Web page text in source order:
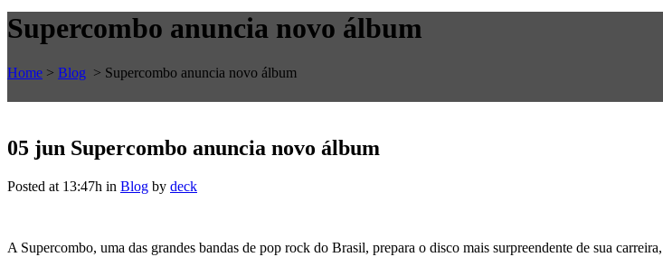
Supercombo anuncia novo álbum
Home > Blog > Supercombo anuncia novo álbum
05 jun Supercombo anuncia novo álbum
Posted at 13:47h in Blog by deck
A Supercombo, uma das grandes bandas de pop rock do Brasil, prepara o disco mais surpreendente de sua